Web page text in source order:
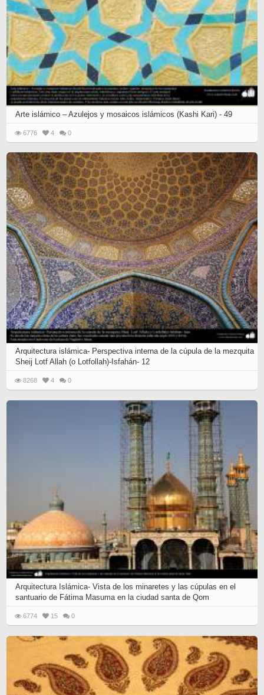
Arte islámico – Azulejos y mosaicos islámicos (Kashi Kari) - 49
6776 4 0
Arquitectura islámica- Perspectiva interna de la cúpula de la mezquita
Sheij Lotf Allah (o Lotfollah)-Isfahán- 12
8268 4 0
Arquitectura Islámica- Vista de los minaretes y las cúpulas en el
santuario de Fátima Masuma en la ciudad santa de Qom
6774 15 0